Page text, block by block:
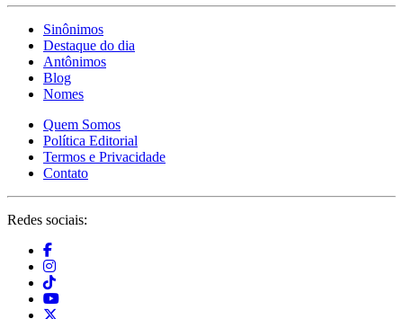
Sinônimos
Destaque do dia
Antônimos
Blog
Nomes
Quem Somos
Política Editorial
Termos e Privacidade
Contato
Redes sociais: